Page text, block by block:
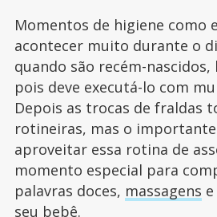
Momentos de higiene como
acontecer muito durante o
quando são recém-
pois deve executá-lo com
Depois as trocas de fraldas
rotineiras, mas o
aproveitar essa rotina de
momento especial para
palavras doces, massagens
seu bebê.